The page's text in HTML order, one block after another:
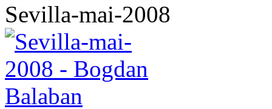
Sevilla-mai-2008